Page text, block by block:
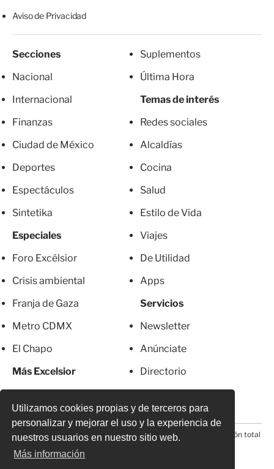
Utilizamos cookies propias y de terceros para
personalizar y mejorar el uso y la experiencia de
nuestros usuarios en nuestro sitio web.
Más información
Aviso de Privacidad
Secciones
Nacional
Internacional
Finanzas
Ciudad de México
Deportes
Espectáculos
Sintetika
Especiales
Foro Excélsior
Crisis ambiental
Franja de Gaza
Metro CDMX
El Chapo
Más Excelsior
Suplementos
Última Hora
Temas de interés
Redes sociales
Alcaldías
Cocina
Salud
Estilo de Vida
Viajes
De Utilidad
Apps
Servicios
Newsletter
Anúnciate
Directorio
© 2026 Todos los derechos reservados. Prohibida la reproducción total
o parcial, incluyendo cualquier medio electrónico*